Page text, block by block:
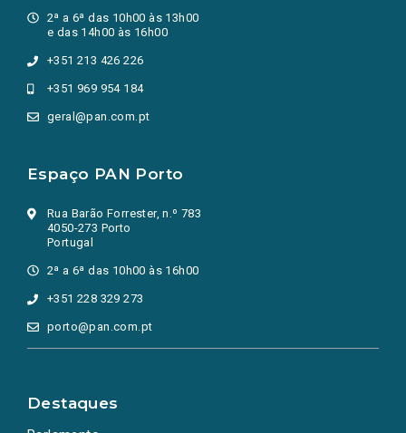
2ª a 6ª das 10h00 às 13h00
e das 14h00 às 16h00
+351 213 426 226
+351 969 954 184
geral@pan.com.pt
Espaço PAN Porto
Rua Barão Forrester, n.º 783
4050-273 Porto
Portugal
2ª a 6ª das 10h00 às 16h00
+351 228 329 273
porto@pan.com.pt
Destaques